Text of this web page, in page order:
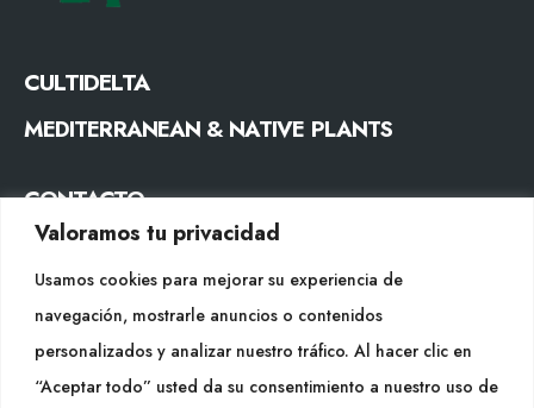
Valoramos tu privacidad
Usamos cookies para mejorar su experiencia de
navegación, mostrarle anuncios o contenidos
personalizados y analizar nuestro tráfico. Al hacer clic en
“Aceptar todo” usted da su consentimiento a nuestro uso de
CULTIDELTA
MEDITERRANEAN & NATIVE PLANTS
CONTACTO
Tel. +34 977053013
info@cultidelta.com
SÍGUENOS